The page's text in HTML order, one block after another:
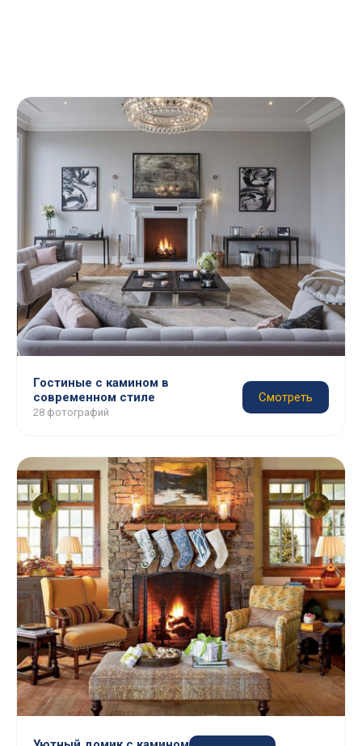
Гостиные с камином в
современном стиле
28 фотографий
Смотреть